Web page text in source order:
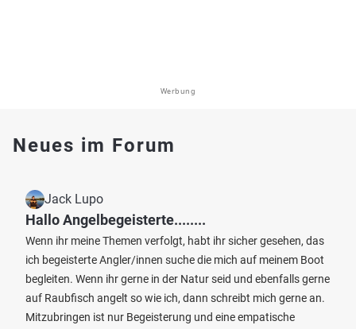
Werbung
Neues im Forum
Jack Lupo
Hallo Angelbegeisterte........
Wenn ihr meine Themen verfolgt, habt ihr sicher gesehen, das
ich begeisterte Angler/innen suche die mich auf meinem Boot
begleiten. Wenn ihr gerne in der Natur seid und ebenfalls gerne
auf Raubfisch angelt so wie ich, dann schreibt mich gerne an.
Mitzubringen ist nur Begeisterung und eine empatische